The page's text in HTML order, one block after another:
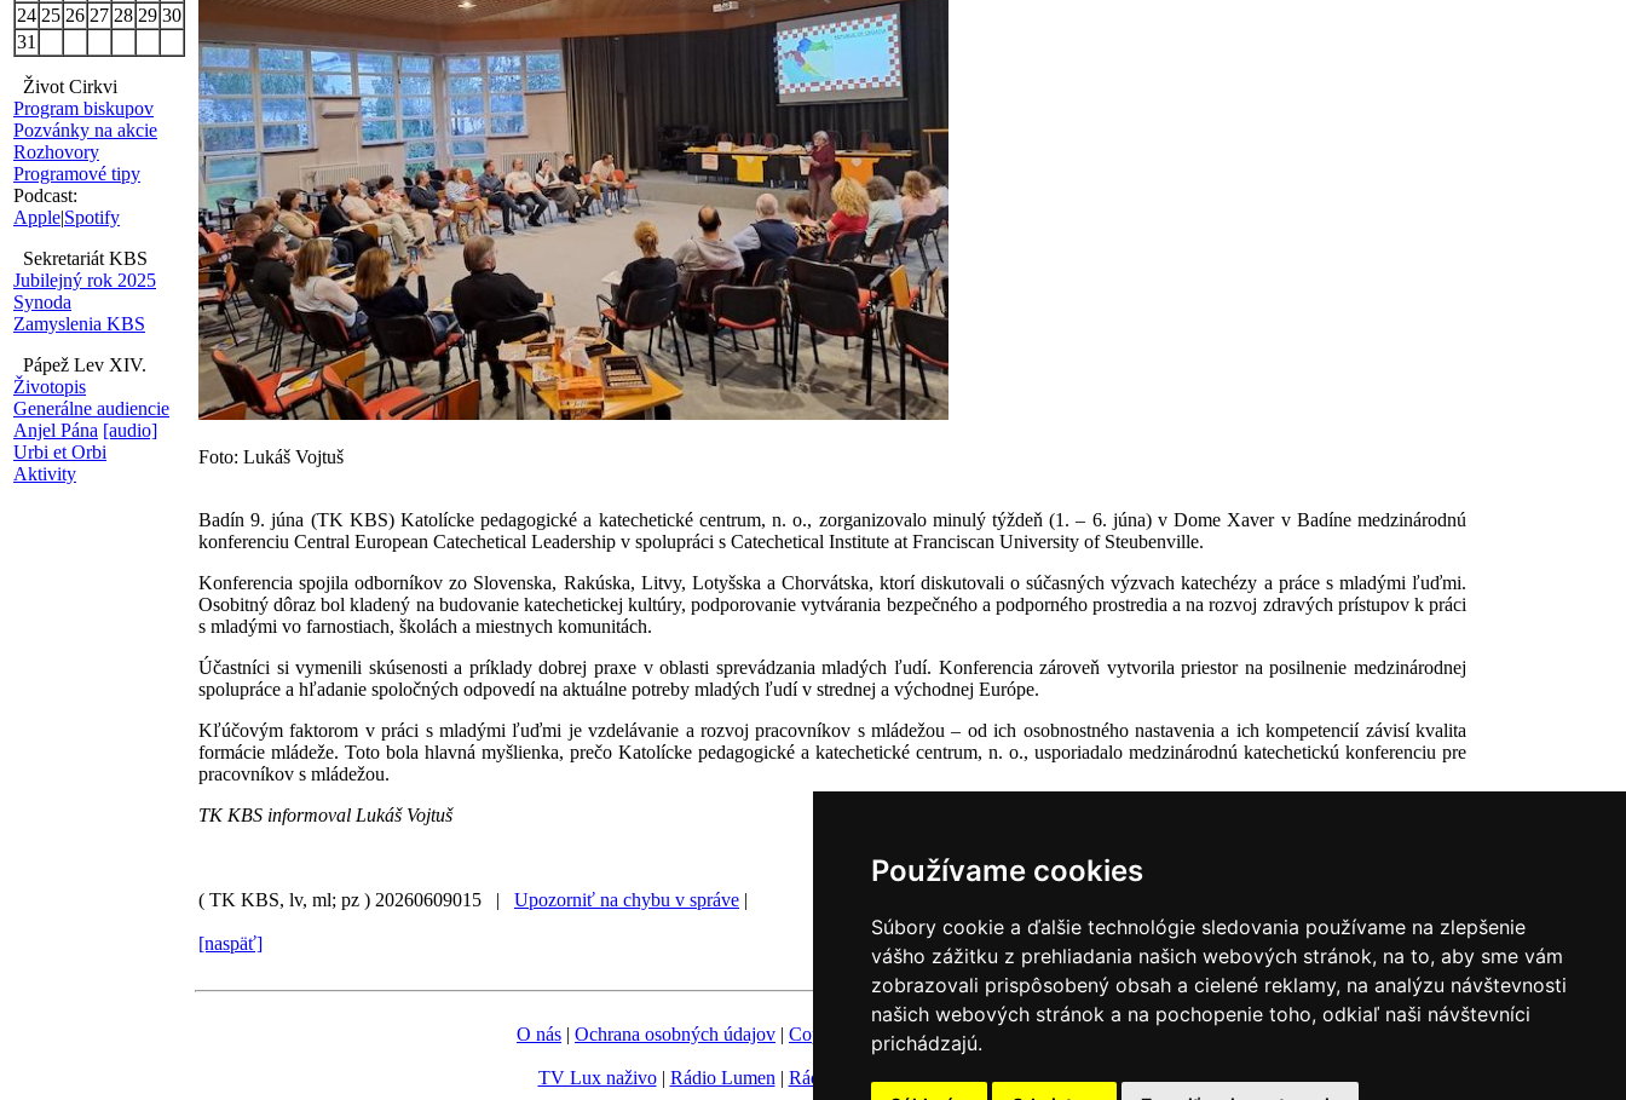
Používame cookies
Súbory cookie a ďalšie technológie sledovania používame na zlepšenie
vášho zážitku z prehliadania našich webových stránok, na to, aby sme vám
zobrazovali prispôsobený obsah a cielené reklamy, na analýzu návštevnosti
našich webových stránok a na pochopenie toho, odkiaľ naši návštevníci
prichádzajú.
24 25 26 27 28 29 30
31
Život Cirkvi
Program biskupov
Pozvánky na akcie
Rozhovory
Programové tipy
Podcast:
Apple|Spotify
Sekretariát KBS
Jubilejný rok 2025
Synoda
Zamyslenia KBS
Pápež Lev XIV.
Životopis
Generálne audiencie
Anjel Pána [audio]
Urbi et Orbi
Aktivity
Foto: Lukáš Vojtuš
Badín 9. júna (TK KBS) Katolícke pedagogické a katechetické centrum, n. o., zorganizovalo minulý týždeň (1. – 6. júna) v Dome Xaver v Badíne medzinárodnú
konferenciu Central European Catechetical Leadership v spolupráci s Catechetical Institute at Franciscan University of Steubenville.
Konferencia spojila odborníkov zo Slovenska, Rakúska, Litvy, Lotyšska a Chorvátska, ktorí diskutovali o súčasných výzvach katechézy a práce s mladými ľuďmi.
Osobitný dôraz bol kladený na budovanie katechetickej kultúry, podporovanie vytvárania bezpečného a podporného prostredia a na rozvoj zdravých prístupov k práci
s mladými vo farnostiach, školách a miestnych komunitách.
Účastníci si vymenili skúsenosti a príklady dobrej praxe v oblasti sprevádzania mladých ľudí. Konferencia zároveň vytvorila priestor na posilnenie medzinárodnej
spolupráce a hľadanie spoločných odpovedí na aktuálne potreby mladých ľudí v strednej a východnej Európe.
Kľúčovým faktorom v práci s mladými ľuďmi je vzdelávanie a rozvoj pracovníkov s mládežou – od ich osobnostného nastavenia a ich kompetencií závisí kvalita
formácie mládeže. Toto bola hlavná myšlienka, prečo Katolícke pedagogické a katechetické centrum, n. o., usporiadalo medzinárodnú katechetickú konferenciu pre
pracovníkov s mládežou.
TK KBS informoval Lukáš Vojtuš
( TK KBS, lv, ml; pz ) 20260609015 | Upozorniť na chybu v správe |
[naspäť]
O nás | Ochrana osobných údajov | Copyright Fotobanka |Hovorca KBS
TV Lux naživo| Rádio Lumen | Rádio Vatikán|SSV|Katolícke noviny|Výveska|Do kostola